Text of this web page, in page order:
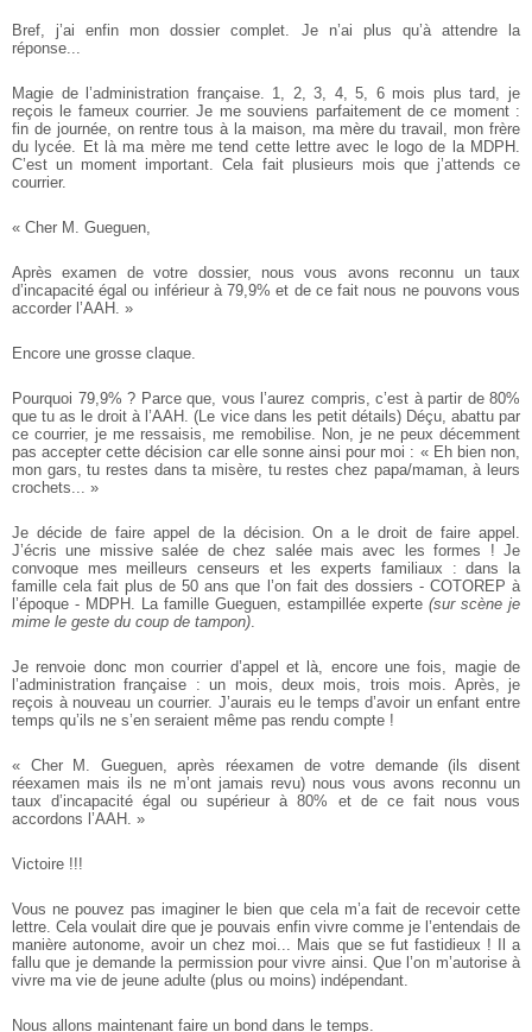
Bref, j’ai enfin mon dossier complet. Je n’ai plus qu’à attendre la
réponse...
Magie de l’administration française. 1, 2, 3, 4, 5, 6 mois plus tard, je
reçois le fameux courrier. Je me souviens parfaitement de ce moment :
fin de journée, on rentre tous à la maison, ma mère du travail, mon frère
du lycée. Et là ma mère me tend cette lettre avec le logo de la MDPH.
C’est un moment important. Cela fait plusieurs mois que j’attends ce
courrier.
« Cher M. Gueguen,
Après examen de votre dossier, nous vous avons reconnu un taux
d’incapacité égal ou inférieur à 79,9% et de ce fait nous ne pouvons vous
accorder l’AAH. »
Encore une grosse claque.
Pourquoi 79,9% ? Parce que, vous l’aurez compris, c’est à partir de 80%
que tu as le droit à l’AAH. (Le vice dans les petit détails) Déçu, abattu par
ce courrier, je me ressaisis, me remobilise. Non, je ne peux décemment
pas accepter cette décision car elle sonne ainsi pour moi : « Eh bien non,
mon gars, tu restes dans ta misère, tu restes chez papa/maman, à leurs
crochets... »
Je décide de faire appel de la décision. On a le droit de faire appel.
J’écris une missive salée de chez salée mais avec les formes ! Je
convoque mes meilleurs censeurs et les experts familiaux : dans la
famille cela fait plus de 50 ans que l’on fait des dossiers - COTOREP à
l’époque - MDPH. La famille Gueguen, estampillée experte (sur scène je
mime le geste du coup de tampon).
Je renvoie donc mon courrier d’appel et là, encore une fois, magie de
l’administration française : un mois, deux mois, trois mois. Après, je
reçois à nouveau un courrier. J’aurais eu le temps d’avoir un enfant entre
temps qu’ils ne s’en seraient même pas rendu compte !
« Cher M. Gueguen, après réexamen de votre demande (ils disent
réexamen mais ils ne m’ont jamais revu) nous vous avons reconnu un
taux d’incapacité égal ou supérieur à 80% et de ce fait nous vous
accordons l’AAH. »
Victoire !!!
Vous ne pouvez pas imaginer le bien que cela m’a fait de recevoir cette
lettre. Cela voulait dire que je pouvais enfin vivre comme je l’entendais de
manière autonome, avoir un chez moi... Mais que se fut fastidieux ! Il a
fallu que je demande la permission pour vivre ainsi. Que l’on m’autorise à
vivre ma vie de jeune adulte (plus ou moins) indépendant.
Nous allons maintenant faire un bond dans le temps.